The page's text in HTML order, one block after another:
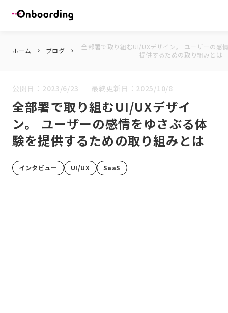
ホーム keyboard_arrow_right ブログ keyboard_arrow_right
全部署で取り組むUI/UXデザイン。 ユーザーの感
提供するための取り組みとは
公開日： 2023/6/23 最終更新日： 2025/10/8
全部署で取り組むUI/UXデザイ
ン。 ユーザーの感情をゆさぶる体
験を提供するための取り組みとは
インタビュー UI/UX SaaS